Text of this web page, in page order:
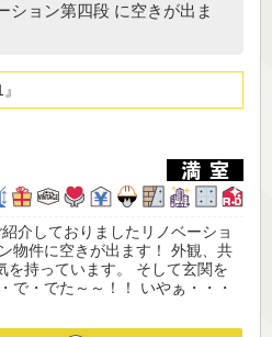
ョン第四段 に空きが出ま
しておりましたリノベーショ
物件に空きが出ます！ 外観、共
を持っています。 そして玄関を
・でた～～！！ いやぁ・・・